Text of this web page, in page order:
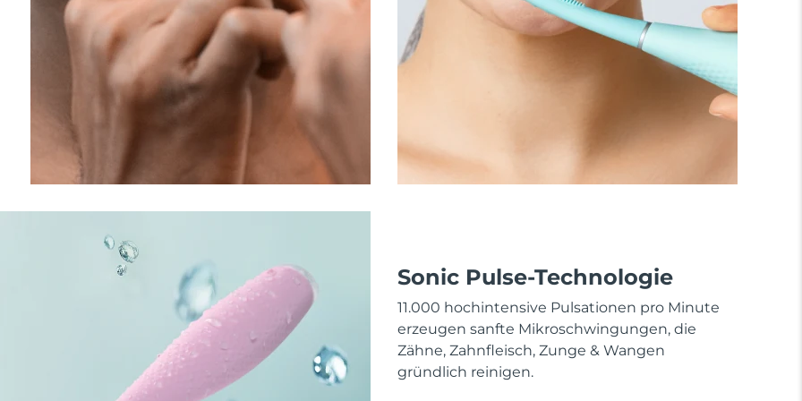
Sonic Pulse-Technologie
11.000 hochintensive Pulsationen pro Minute
erzeugen sanfte Mikroschwingungen, die
Zähne, Zahnfleisch, Zunge & Wangen
gründlich reinigen.